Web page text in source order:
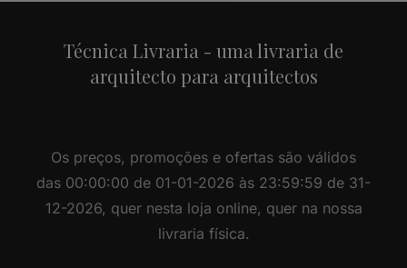
Técnica Livraria - uma livraria de
arquitecto para arquitectos
Os preços, promoções e ofertas são válidos
das 00:00:00 de 01-01-2026 às 23:59:59 de 31-
12-2026, quer nesta loja online, quer na nossa
livraria física.